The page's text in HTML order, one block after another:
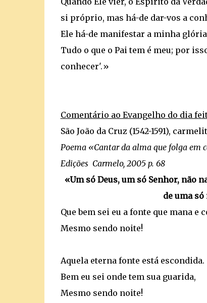
si próprio, mas há-de dar-vos a
Ele há-de manifestar a minha
Tudo o que o Pai tem é meu; por
conhecer'.»
Comentário ao Evangelho do dia
São João da Cruz (1542-1591),
Poema «Cantar da alma que folga em
Edições Carmelo, 2005 p. 68
«Um só Deus, um só Senhor, não
de uma
Que bem sei eu a fonte que mana e
Mesmo sendo noite!
Aquela eterna fonte está escondida.
Bem eu sei onde tem sua guarida,
Mesmo sendo noite!